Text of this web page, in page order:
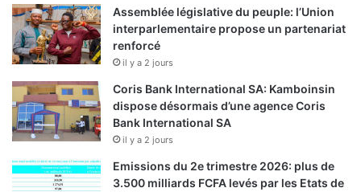
Assemblée législative du peuple: l’Union
interparlementaire propose un partenariat
renforcé
il y a 2 jours
Coris Bank International SA: Kamboinsin
dispose désormais d’une agence Coris
Bank International SA
il y a 2 jours
Emissions du 2e trimestre 2026: plus de
3.500 milliards FCFA levés par les Etats de